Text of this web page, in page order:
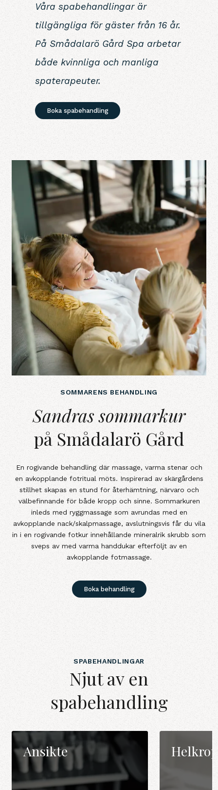
Våra spabehandlingar är
tillgängliga för gäster från 16 år.
På Smådalarö Gård Spa arbetar
både kvinnliga och manliga
spaterapeuter.
Boka spabehandling
SOMMARENS BEHANDLING
Sandras sommarkur på Smådalarö
Sandras sommarkur
på Smådalarö Gård
En rogivande behandling där massage, varma stenar och
en avkopplande fotritual möts. Inspirerad av skärgårdens
stillhet skapas en stund för återhämtning, närvaro och
välbefinnande för både kropp och sinne. Sommarkuren
inleds med ryggmassage som avrundas med en
avkopplande nack/skalpmassage, avslutningsvis får du vila
in i en rogivande fotkur innehållande mineralrik skrubb som
sveps av med varma handdukar efterföljt av en
avkopplande fotmassage.
Boka behandling
SPABEHANDLINGAR
Njut av en
spabehandling
Ansikte